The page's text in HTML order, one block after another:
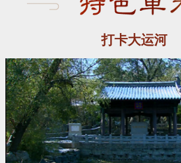
打卡大运河